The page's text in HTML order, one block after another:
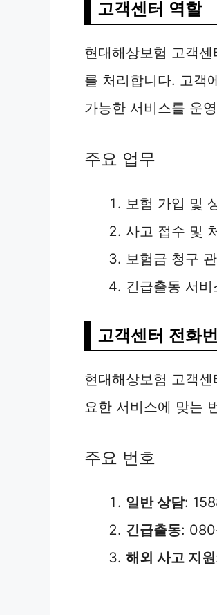
고객센터 역할
현대해상보험 고객
를 처리합니다. 고객
가능한 서비스를 운
주요 업무
보험 가입 및
사고 접수 및
보험금 청구
긴급출동 서비
고객센터 전화
현대해상보험 고객
요한 서비스에 맞는
주요 번호
일반 상담:
긴급출동:
해외 사고 지원